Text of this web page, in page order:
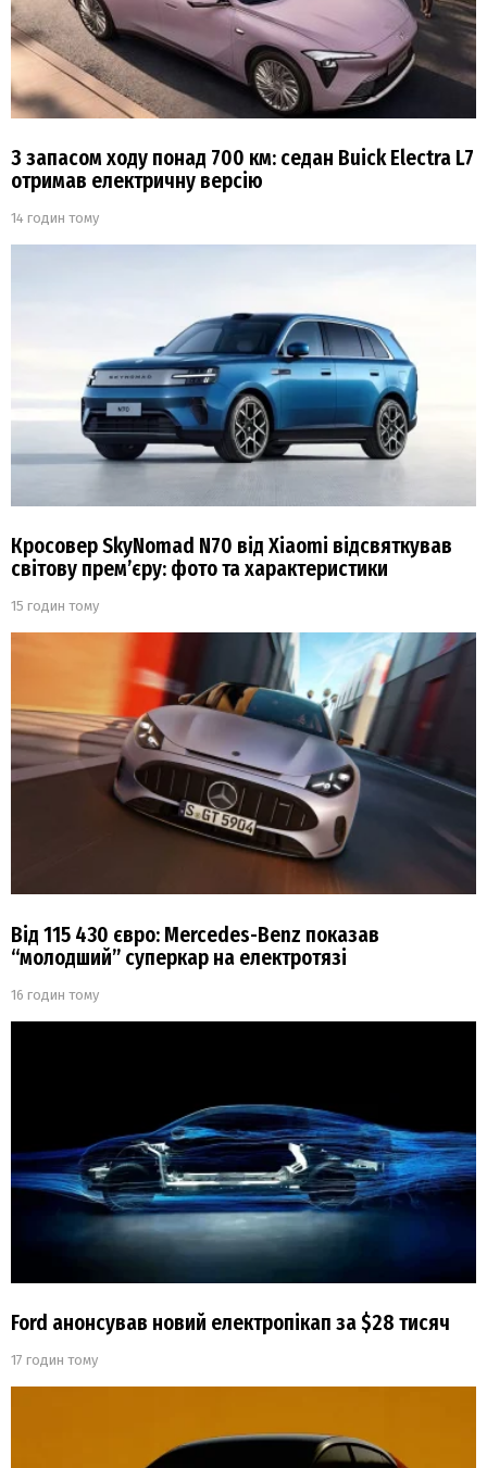
З запасом ходу понад 700 км: седан Buick Electra L7
отримав електричну версію
14 годин тому
Кросовер SkyNomad N70 від Xiaomi відсвяткував
світову прем’єру: фото та характеристики
15 годин тому
Від 115 430 євро: Mercedes-Benz показав
“молодший” суперкар на електротязі
16 годин тому
Ford анонсував новий електропікап за $28 тисяч
17 годин тому